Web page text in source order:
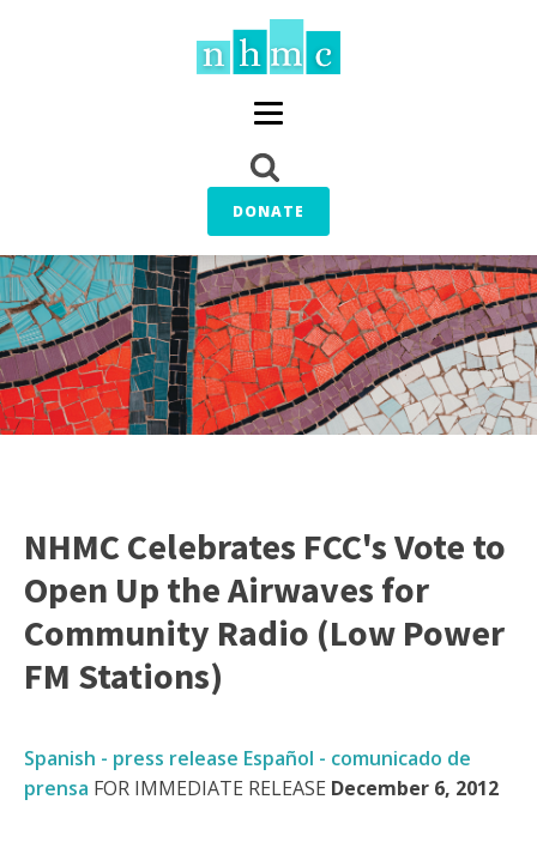
DONATE
NHMC Celebrates FCC's Vote to
Open Up the Airwaves for
Community Radio (Low Power
FM Stations)
Spanish - press release Español - comunicado de
prensa FOR IMMEDIATE RELEASE December 6, 2012